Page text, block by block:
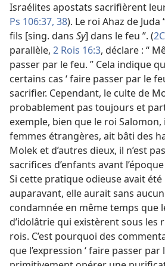
Israélites apostats sacrifièrent
Ps 106:37, 38). Le roi Ahaz de
fils [sing. dans Sy] dans le feu ”. (
parallèle, 2 Rois 16:3, déclare : “
passer par le feu. ” Cela indique
certains cas ‘ faire passer par le
sacrifier. Cependant, le culte de
probablement pas toujours et
exemple, bien que le roi
femmes étrangères, ait bâti des
Molek et d’autres dieux, il n’est
sacrifices d’enfants avant l’époque
Si cette pratique odieuse avait
auparavant, elle aurait sans
condamnée en même temps que
d’idolâtrie qui existèrent sous les
rois. C’est pourquoi des
que l’expression ‘ faire passer par